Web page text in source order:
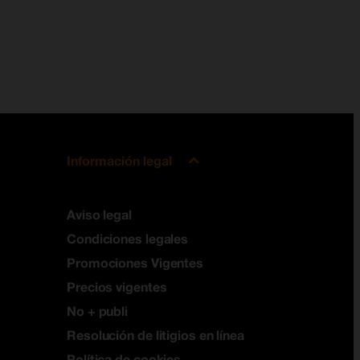
Información legal
Aviso legal
Condiciones legales
Promociones Vigentes
Precios vigentes
No + publi
Resolución de litigios en línea